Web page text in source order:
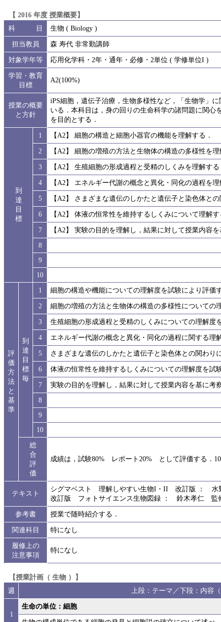
【 2016 年度 授業概要】
科 目
生物 ( Biology )
担当教員
森 寿代 非常勤講師
対象学年等
応用化学科・2年・通年・必修・2単位 ( 学修単位I )
学習・教育
目標
A2(100%)
授業の概要
と方針
iPS細胞，遺伝子治療，生物多様性など，「生物学」
いる．本科目は，身の回りの生命科学の諸問題に関
を目的とする．
到
達
目
標
1
【A2】 細胞の構造と細胞小器官の機能を理解する．
2
【A2】 細胞の増殖の方法と生物体の構造の多様性を
3
【A2】 生殖細胞の形成過程と受精のしくみを理解する
4
【A2】 エネルギー代謝の概念と異化・同化の過程を
5
【A2】 さまざまな遺伝のしかたと遺伝子と染色体と
6
【A2】 体液の恒常性を維持するしくみについて理解
7
【A2】 実験の目的を理解し，結果に対して授業内容
8
9
10
評
価
方
法
と
基
準
到
達
目
標
毎
1
細胞の構造や機能についての理解度を試験により評価
2
細胞の増殖の方法と生物体の構造の多様性についての
3
生殖細胞の形成過程と受精のしくみについての理解度
4
エネルギー代謝の概念と異化・同化の過程に関する理
5
さまざまな遺伝のしかたと遺伝子と染色体との関わり
6
体液の恒常性を維持するしくみについての理解度を試
7
実験の目的を理解し，結果に対して授業内容を基に考
8
9
10
総
合
評
価
成績は，試験80% レポート20% として評価する．
テキスト
シグマベスト 理解しやすい生物I・II 改訂版 ：
改訂版 フォトサイエンス生物図録 ： 鈴木孝仁
参考書
授業で随時紹介する．
関連科目
特になし
履修上の
注意事項
特になし
【授業計画（ 生物 ）】
週
上段：テーマ／下段：内容
1
生命の単位：細胞